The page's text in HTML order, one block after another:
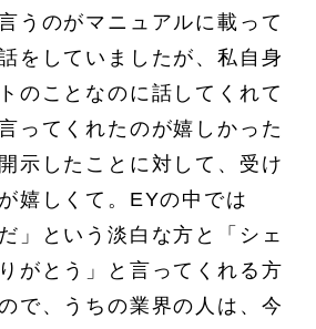
うのがマニュアルに載って
をしていましたが、私自身
のことなのに話してくれて
ってくれたのが嬉しかった
示したことに対して、受け
嬉しくて。EYの中では
」という淡白な方と「シェ
がとう」と言ってくれる方
で、うちの業界の人は、今